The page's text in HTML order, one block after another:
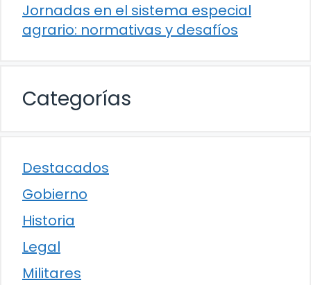
Jornadas en el sistema especial
agrario: normativas y desafíos
Categorías
Destacados
Gobierno
Historia
Legal
Militares